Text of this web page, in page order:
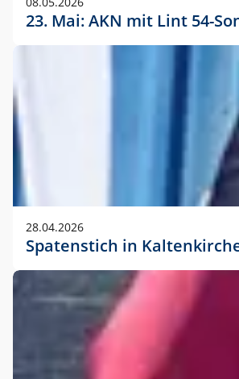
23. Mai: AKN mit Lint 54-
28.04.2026
Spatenstich in